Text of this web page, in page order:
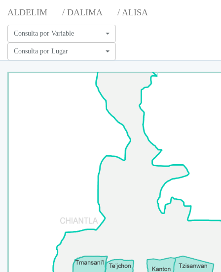
ALDELIM / DALIMA / ALISA
Consulta por Variable
Consulta por Lugar